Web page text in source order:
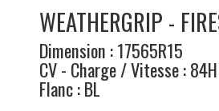
WEATHERGRIP -
Dimension : 17565R15
CV - Charge / Vitesse : 84H
Flanc : BL